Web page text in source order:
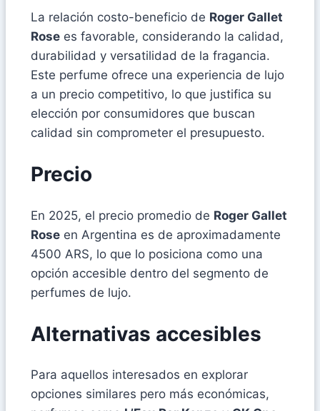
La relación costo-beneficio de Roger Gallet
Rose es favorable, considerando la calidad,
durabilidad y versatilidad de la fragancia.
Este perfume ofrece una experiencia de lujo
a un precio competitivo, lo que justifica su
elección por consumidores que buscan
calidad sin comprometer el presupuesto.
Precio
En 2025, el precio promedio de Roger Gallet
Rose en Argentina es de aproximadamente
4500 ARS, lo que lo posiciona como una
opción accesible dentro del segmento de
perfumes de lujo.
Alternativas accesibles
Para aquellos interesados en explorar
opciones similares pero más económicas,